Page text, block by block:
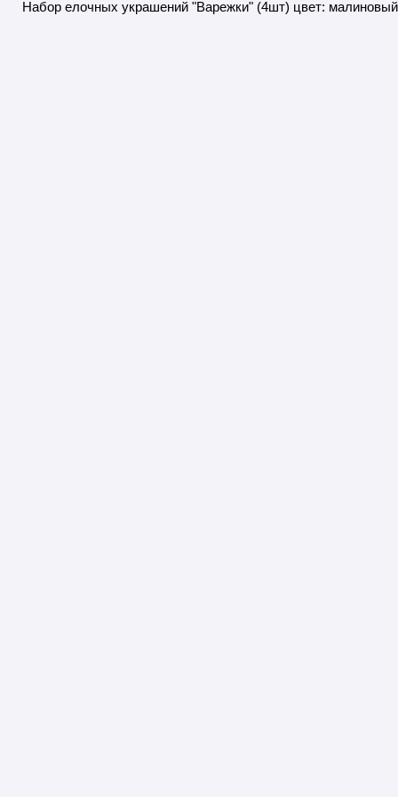
Набор елочных украшений "Варежки" (4шт) цвет: